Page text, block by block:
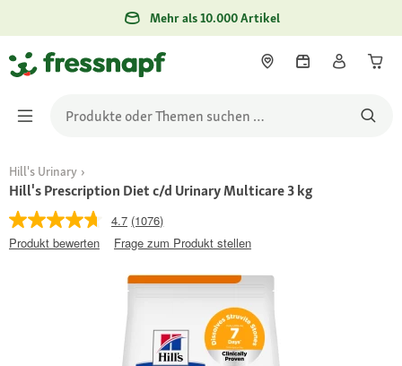
Mehr als 10.000 Artikel
Hill's Urinary
Hill's Prescription Diet c/d Urinary Multicare 3 kg
4.7 (1076)
Produkt bewerten
Frage zum Produkt stellen